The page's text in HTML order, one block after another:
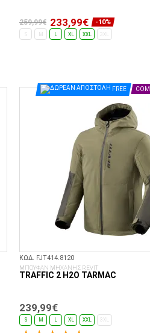
259,99€ 233,99€ -10%
S XL XXL 3XL
FREE
ΚΩΔ. FJT414.8120
ΜΠΟΥΦΑΝ ΜΗΧΑΝΗΣ REVIT
TRAFFIC 2 H2O TARMAC
239,99€
S M L XL XXL 3XL